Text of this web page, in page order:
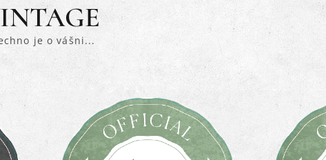
je o vášni...